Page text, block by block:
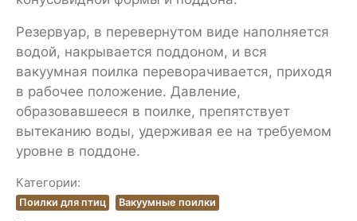
Резервуар, в перевернутом виде наполняется
водой, накрывается поддоном, и вся
вакуумная поилка переворачивается, приходя
в рабочее положение. Давление,
образовавшееся в поилке, препятствует
вытеканию воды, удерживая ее на требуемом
уровне в поддоне.
Категории:
Поилки для птиц Вакуумные поилки